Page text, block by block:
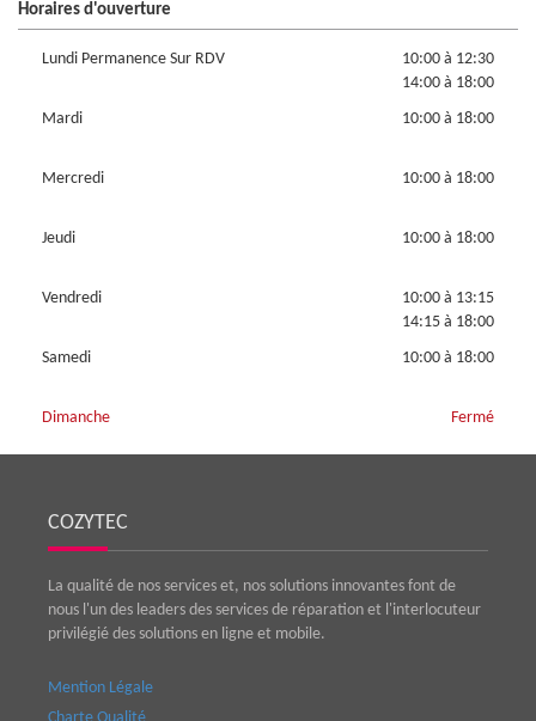
Horaires d'ouverture
Lundi Permanence Sur RDV
10:00 à 12:30
14:00 à 18:00
Mardi
10:00 à 18:00
Mercredi 10:00 à 18:00
Jeudi 10:00 à 18:00
Vendredi
10:00 à 13:15
14:15 à 18:00
Samedi
10:00 à 18:00
Dimanche Fermé
COZYTEC
La qualité de nos services et, nos solutions innovantes font de
nous l'un des leaders des services de réparation et l'interlocuteur
privilégié des solutions en ligne et mobile.
Mention Légale